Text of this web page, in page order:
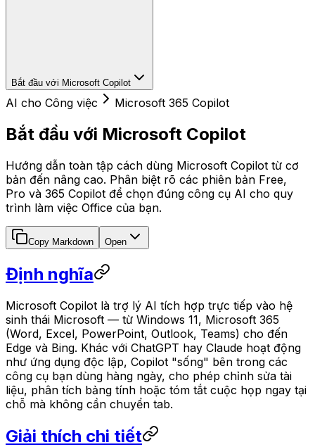
Bắt đầu với Microsoft Copilot
AI cho Công việc Microsoft 365 Copilot
Bắt đầu với Microsoft Copilot
Hướng dẫn toàn tập cách dùng Microsoft Copilot từ cơ
bản đến nâng cao. Phân biệt rõ các phiên bản Free,
Pro và 365 Copilot để chọn đúng công cụ AI cho quy
trình làm việc Office của bạn.
Copy Markdown Open
Định nghĩa
Microsoft Copilot là trợ lý AI tích hợp trực tiếp vào hệ
sinh thái Microsoft — từ Windows 11, Microsoft 365
(Word, Excel, PowerPoint, Outlook, Teams) cho đến
Edge và Bing. Khác với ChatGPT hay Claude hoạt động
như ứng dụng độc lập, Copilot "sống" bên trong các
công cụ bạn dùng hàng ngày, cho phép chỉnh sửa tài
liệu, phân tích bảng tính hoặc tóm tắt cuộc họp ngay tại
chỗ mà không cần chuyển tab.
Giải thích chi tiết